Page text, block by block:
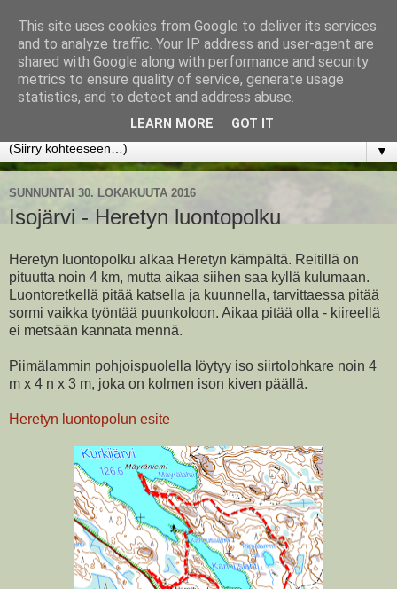
www.jyrkikokko.fi
Uusi Suunta - Jokainen hetki tarjoaa tilaisuuden muuttaa
▼
SUNNUNTAI 30. LOKAKUUTA 2016
Isojärvi - Heretyn luontopolku
Heretyn luontopolku alkaa Heretyn kämpältä. Reitillä on
pituutta noin 4 km, mutta aikaa siihen saa kyllä kulumaan.
Luontoretkellä pitää katsella ja kuunnella, tarvittaessa pitää
sormi vaikka työntää puunkoloon. Aikaa pitää olla - kiireellä
ei metsään kannata mennä.
Piimälammin pohjoispuolella löytyy iso siirtolohkare noin 4
m x 4 n x 3 m, joka on kolmen ison kiven päällä.
Heretyn luontopolun esite
This site uses cookies from Google to deliver its services
and to analyze traffic. Your IP address and user-agent are
shared with Google along with performance and security
metrics to ensure quality of service, generate usage
statistics, and to detect and address abuse.
LEARN MORE GOT IT